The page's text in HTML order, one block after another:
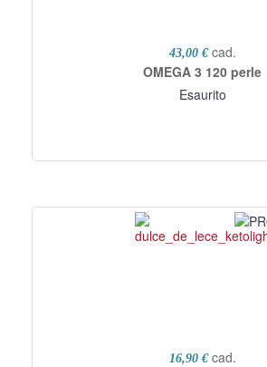
43,00 € cad.
OMEGA 3 120 perle
Esaurito
16,90 € cad.